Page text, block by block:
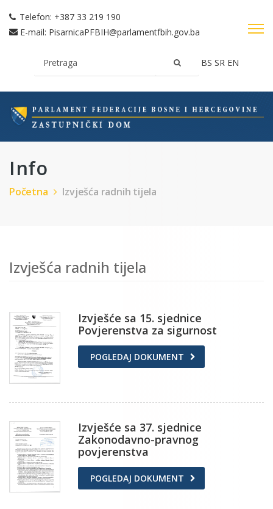
Telefon: +387 33 219 190
E-mail: PisarnicaPFBIH@parlamentfbih.gov.ba
BS SR EN
Info
Početna Izvješća radnih tijela
Izvješća radnih tijela
Izvješće sa 15. sjednice
Povjerenstva za sigurnost
POGLEDAJ DOKUMENT
Izvješće sa 37. sjednice
Zakonodavno-pravnog
povjerenstva
POGLEDAJ DOKUMENT